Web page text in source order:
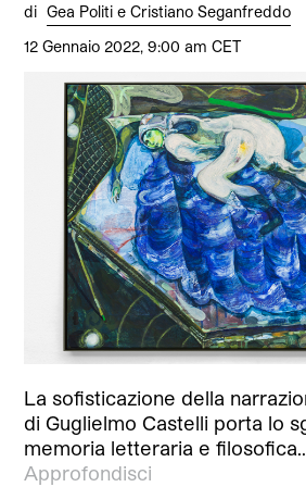
di Gea Politi e Cristiano Seganfreddo
12 Gennaio 2022, 9:00 am CET
La sofisticazione della
di Guglielmo Castelli porta lo
memoria letteraria e
Approfondisci